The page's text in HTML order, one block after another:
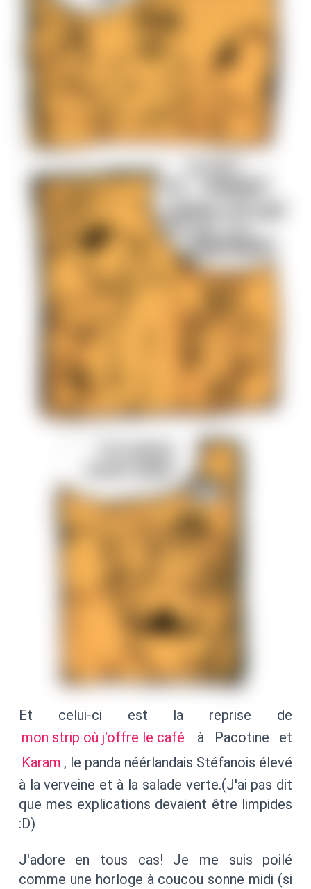
Et celui-ci est la reprise de
mon strip où j'offre le café
à Pacotine et
Karam , le panda néérlandais Stéfanois élevé
à la verveine et à la salade verte.(J'ai pas dit
que mes explications devaient être limpides
:D)
J'adore en tous cas! Je me suis poilé
comme une horloge à coucou sonne midi (si